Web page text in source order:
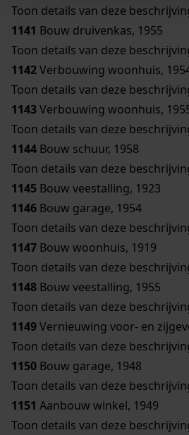
Toon details van deze
1141 Bouw druivenkas, 1955
Toon details van deze
1142Verbouwing woonhuis,
Toon details van deze
1143Verbouwing woonhuis,
Toon details van deze
1144 Bouw schuur, 1958
Toon details van deze
1145 Bouw veestalling, 1923
1146 Bouw garage, 1954
Toon details van deze
1147 Bouw woonhuis, 1919
Toon details van deze
1148 Bouw veestalling, 1955
Toon details van deze
1149Vernieuwing voor- en
Toon details van deze
1150 Bouw garage, 1948
Toon details van deze
1151 Aanbouw winkel, 1949
Toon details van deze